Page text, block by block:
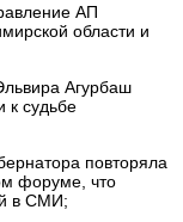
АП
области и
Агурбаш
к судьбе
повторяла
форуме, что
в СМИ;